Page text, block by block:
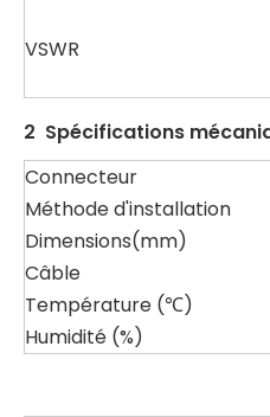
VSWR
2 Spécifications
Connecteur
Méthode d'installation
Dimensions(mm)
Câble
Température (℃)
Humidité (%)